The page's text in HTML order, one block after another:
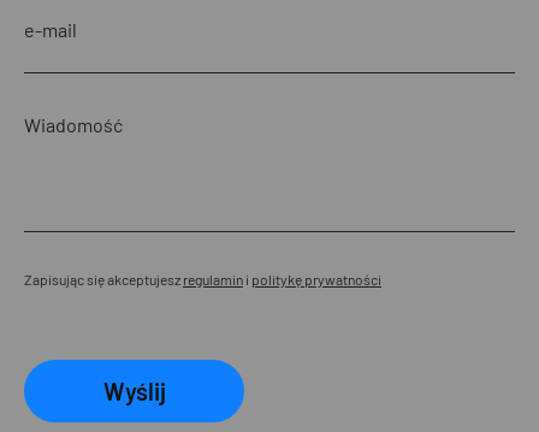
Zapisując się akceptujesz regulamin i politykę prywatności
Wyślij